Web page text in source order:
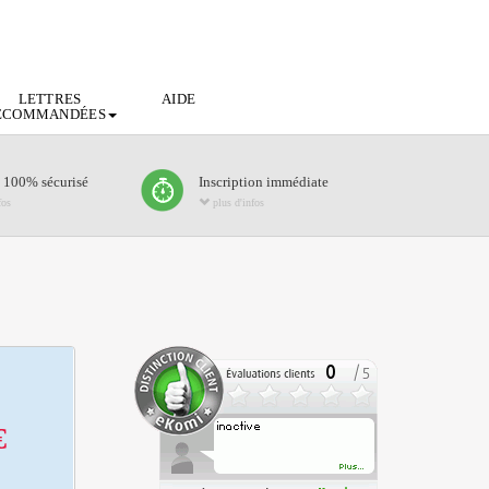
LETTRES
AIDE
100% sécurisé Inscription immédiate
plus d'infos